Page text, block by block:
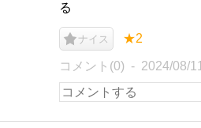
る
ナイス ★2
コメント(0) 2024/08/11